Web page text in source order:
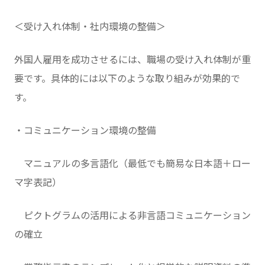
＜受け入れ体制・社内環境の整備＞
外国人雇用を成功させるには、職場の受け入れ体制が重
要です。具体的には以下のような取り組みが効果的で
す。
・コミュニケーション環境の整備
マニュアルの多言語化（最低でも簡易な日本語＋ロー
マ字表記）
ピクトグラムの活用による非言語コミュニケーション
の確立